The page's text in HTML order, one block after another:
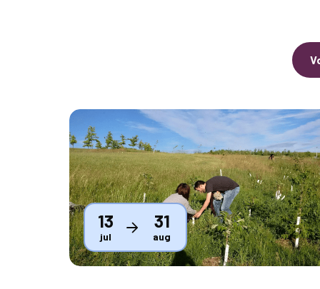
Thumbnail
13
jul
31
aug